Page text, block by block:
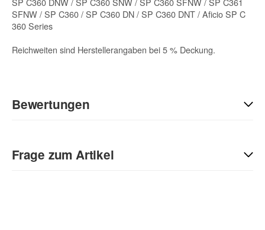
SFNW / SP C360 / SP C360 DN / SP C360 DNT / Aficio SP C
360 Series
Reichweiten sind Herstellerangaben bei 5 % Deckung.
Bewertungen
Sie Anderen bei der Kaufentscheidung:
Frage zum Artikel